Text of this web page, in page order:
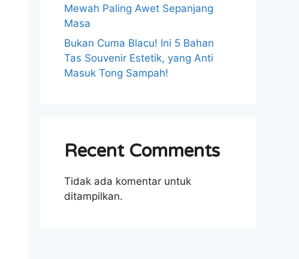
Mewah Paling Awet Sepanjang
Masa
Bukan Cuma Blacu! Ini 5 Bahan
Tas Souvenir Estetik, yang Anti
Masuk Tong Sampah!
Recent Comments
Tidak ada komentar untuk
ditampilkan.